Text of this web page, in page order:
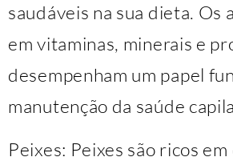
saudáveis na sua dieta. Os
em vitaminas, minerais e
desempenham um papel
manutenção da saúde
Peixes: Peixes são ricos